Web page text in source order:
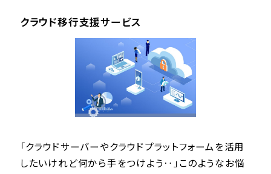
クラウド移行支援サービス
「クラウドサーバーやクラウドプラットフォームを活用
したいけれど何から手をつけよう‥」このようなお悩